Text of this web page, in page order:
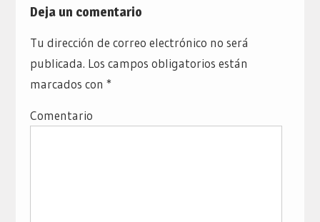
Deja un comentario
Tu dirección de correo electrónico no será
publicada. Los campos obligatorios están
marcados con *
Comentario